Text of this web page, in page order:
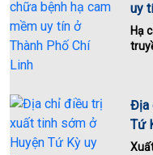
uy
Hạ
Địa
Tứ